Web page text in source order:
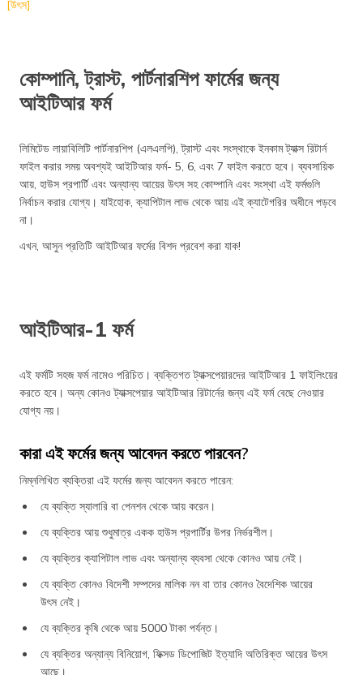
[উৎস]
কোম্পানি, ট্রাস্ট, পার্টনারশিপ ফার্মের জন্য
আইটিআর ফর্ম
লিমিটেড লায়াবিলিটি পার্টনারশিপ (এলএলপি), ট্রাস্ট এবং সংস্থাকে ইনকাম ট্যাক্স রিটার্ন
ফাইল করার সময় অবশ্যই আইটিআর ফর্ম- 5, 6, এবং 7 ফাইল করতে হবে। ব্যবসায়িক
আয়, হাউস প্রপার্টি এবং অন্যান্য আয়ের উৎস সহ কোম্পানি এবং সংস্থা এই ফর্মগুলি
নির্বাচন করার যোগ্য। যাইহোক, ক্যাপিটাল লাভ থেকে আয় এই ক্যাটেগরির অধীনে পড়বে
না।
এখন, আসুন প্রতিটি আইটিআর ফর্মের বিশদ প্রবেশ করা যাক!
আইটিআর-1 ফর্ম
এই ফর্মটি সহজ ফর্ম নামেও পরিচিত। ব্যক্তিগত ট্যাক্সপেয়ারদের আইটিআর 1 ফাইলিংয়ের
করতে হবে। অন্য কোনও ট্যাক্সপেয়ার আইটিআর রিটার্নের জন্য এই ফর্ম বেছে নেওয়ার
যোগ্য নয়।
কারা এই ফর্মের জন্য আবেদন করতে পারবেন?
নিম্নলিখিত ব্যক্তিরা এই ফর্মের জন্য আবেদন করতে পারেন:
যে ব্যক্তি স্যালারি বা পেনশন থেকে আয় করেন।
যে ব্যক্তির আয় শুধুমাত্র একক হাউস প্রপার্টির উপর নির্ভরশীল।
যে ব্যক্তির ক্যাপিটাল লাভ এবং অন্যান্য ব্যবসা থেকে কোনও আয় নেই।
যে ব্যক্তি কোনও বিদেশী সম্পদের মালিক নন বা তার কোনও বৈদেশিক আয়ের
উৎস নেই।
যে ব্যক্তির কৃষি থেকে আয় 5000 টাকা পর্যন্ত।
যে ব্যক্তির অন্যান্য বিনিয়োগ, ফিক্সড ডিপোজিট ইত্যাদি অতিরিক্ত আয়ের উৎস
আছে।